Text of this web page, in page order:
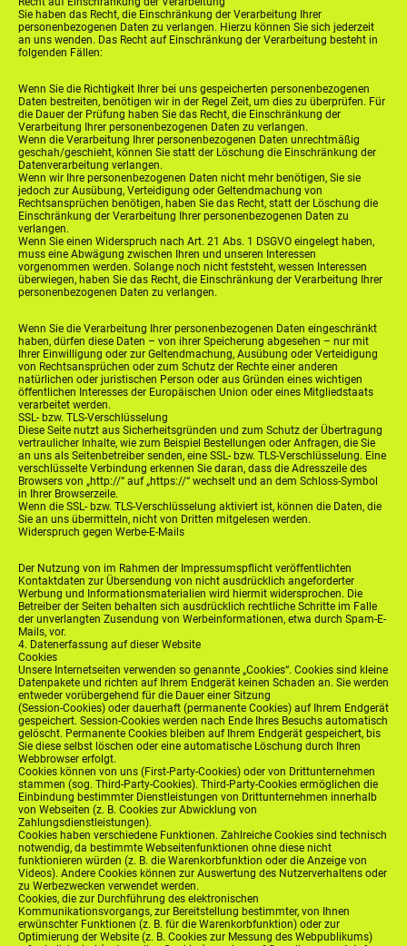
Sie haben das Recht, die Einschränkung der Verarbeitung Ihrer
personenbezogenen Daten zu verlangen. Hierzu können Sie sich jederzeit
an uns wenden. Das Recht auf Einschränkung der Verarbeitung besteht in
folgenden Fällen:
Wenn Sie die Richtigkeit Ihrer bei uns gespeicherten personenbezogenen
Daten bestreiten, benötigen wir in der Regel Zeit, um dies zu überprüfen. Für
die Dauer der Prüfung haben Sie das Recht, die Einschränkung der
Verarbeitung Ihrer personenbezogenen Daten zu verlangen.
Wenn die Verarbeitung Ihrer personenbezogenen Daten unrechtmäßig
geschah/geschieht, können Sie statt der Löschung die Einschränkung der
Datenverarbeitung verlangen.
Wenn wir Ihre personenbezogenen Daten nicht mehr benötigen, Sie sie
jedoch zur Ausübung, Verteidigung oder Geltendmachung von
Rechtsansprüchen benötigen, haben Sie das Recht, statt der Löschung die
Einschränkung der Verarbeitung Ihrer personenbezogenen Daten zu
verlangen.
Wenn Sie einen Widerspruch nach Art. 21 Abs. 1 DSGVO eingelegt haben,
muss eine Abwägung zwischen Ihren und unseren Interessen
vorgenommen werden. Solange noch nicht feststeht, wessen Interessen
überwiegen, haben Sie das Recht, die Einschränkung der Verarbeitung Ihrer
personenbezogenen Daten zu verlangen.
Wenn Sie die Verarbeitung Ihrer personenbezogenen Daten eingeschränkt
haben, dürfen diese Daten – von ihrer Speicherung abgesehen – nur mit
Ihrer Einwilligung oder zur Geltendmachung, Ausübung oder Verteidigung
von Rechtsansprüchen oder zum Schutz der Rechte einer anderen
natürlichen oder juristischen Person oder aus Gründen eines wichtigen
öffentlichen Interesses der Europäischen Union oder eines Mitgliedstaats
verarbeitet werden.
SSL- bzw. TLS-Verschlüsselung
Diese Seite nutzt aus Sicherheitsgründen und zum Schutz der Übertragung
vertraulicher Inhalte, wie zum Beispiel Bestellungen oder Anfragen, die Sie
an uns als Seitenbetreiber senden, eine SSL- bzw. TLS-Verschlüsselung. Eine
verschlüsselte Verbindung erkennen Sie daran, dass die Adresszeile des
Browsers von „http://“ auf „https://“ wechselt und an dem Schloss-Symbol
in Ihrer Browserzeile.
Wenn die SSL- bzw. TLS-Verschlüsselung aktiviert ist, können die Daten, die
Sie an uns übermitteln, nicht von Dritten mitgelesen werden.
Widerspruch gegen Werbe-E-Mails
Der Nutzung von im Rahmen der Impressumspflicht veröffentlichten
Kontaktdaten zur Übersendung von nicht ausdrücklich angeforderter
Werbung und Informationsmaterialien wird hiermit widersprochen. Die
Betreiber der Seiten behalten sich ausdrücklich rechtliche Schritte im Falle
der unverlangten Zusendung von Werbeinformationen, etwa durch Spam-E-
Mails, vor.
4. Datenerfassung auf dieser Website
Cookies
Unsere Internetseiten verwenden so genannte „Cookies“. Cookies sind kleine
Datenpakete und richten auf Ihrem Endgerät keinen Schaden an. Sie werden
entweder vorübergehend für die Dauer einer Sitzung
(Session-Cookies) oder dauerhaft (permanente Cookies) auf Ihrem Endgerät
gespeichert. Session-Cookies werden nach Ende Ihres Besuchs automatisch
gelöscht. Permanente Cookies bleiben auf Ihrem Endgerät gespeichert, bis
Sie diese selbst löschen oder eine automatische Löschung durch Ihren
Webbrowser erfolgt.
Cookies können von uns (First-Party-Cookies) oder von Drittunternehmen
stammen (sog. Third-Party-Cookies). Third-Party-Cookies ermöglichen die
Einbindung bestimmter Dienstleistungen von Drittunternehmen innerhalb
von Webseiten (z. B. Cookies zur Abwicklung von
Zahlungsdienstleistungen).
Cookies haben verschiedene Funktionen. Zahlreiche Cookies sind technisch
notwendig, da bestimmte Webseitenfunktionen ohne diese nicht
funktionieren würden (z. B. die Warenkorbfunktion oder die Anzeige von
Videos). Andere Cookies können zur Auswertung des Nutzerverhaltens oder
zu Werbezwecken verwendet werden.
Cookies, die zur Durchführung des elektronischen
Kommunikationsvorgangs, zur Bereitstellung bestimmter, von Ihnen
erwünschter Funktionen (z. B. für die Warenkorbfunktion) oder zur
Optimierung der Website (z. B. Cookies zur Messung des Webpublikums)